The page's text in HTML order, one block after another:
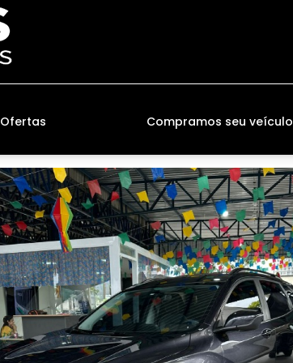
Ofertas Compramos seu veículo